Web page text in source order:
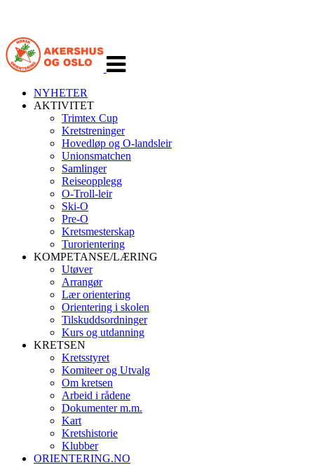
navigasjon
NYHETER
AKTIVITET
Trimtex Cup
Kretstreninger
Hovedløp og O-landsleir
Unionsmatchen
Samlinger
Reiseopplegg
O-Troll-leir
Ski-O
Pre-O
Kretsmesterskap
Turorientering
KOMPETANSE/LÆRING
Utøver
Arrangør
Lær orientering
Orientering i skolen
Tilskuddsordninger
Kurs og utdanning
KRETSEN
Kretsstyret
Komiteer og Utvalg
Om kretsen
Arbeid i rådene
Dokumenter m.m.
Kart
Kretshistorie
Klubber
ORIENTERING.NO